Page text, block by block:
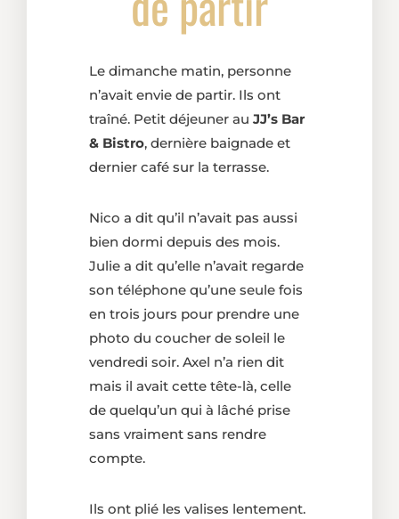
Le dimanche matin, personne
n’avait envie de partir. Ils ont
traîné. Petit déjeuner au JJ’s Bar
& Bistro, dernière baignade et
dernier café sur la terrasse.
Nico a dit qu’il n’avait pas aussi
bien dormi depuis des mois.
Julie a dit qu’elle n’avait regarde
son téléphone qu’une seule fois
en trois jours pour prendre une
photo du coucher de soleil le
vendredi soir. Axel n’a rien dit
mais il avait cette tête-là, celle
de quelqu’un qui à lâché prise
sans vraiment sans rendre
compte.
Ils ont plié les valises lentement.